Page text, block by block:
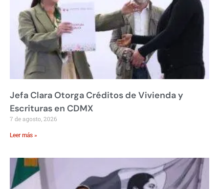
Jefa Clara Otorga Créditos de Vivienda y
Escrituras en CDMX
7 de agosto, 2026
Leer más »